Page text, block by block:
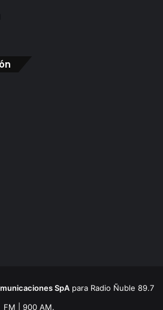
SpA para Radio Ñuble 89.7
FM | 900 AM.